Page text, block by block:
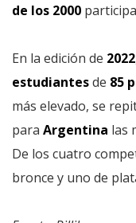
de los 2000
En la edición de 2022
estudiantesde 85
más elevado, se
para Argentina las
De los cuatro
bronce y uno de